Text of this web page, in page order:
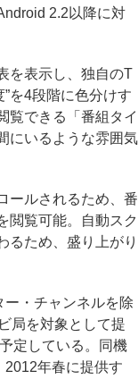
2.2以降に対
を表示し、独自のT
を4段階に色分けす
覧できる「番組タイ
にいるような雰囲気
ールされるため、番
閲覧可能。自動スク
るため、盛り上がり
・チャンネルを除
局を対象として提
定している。同機
年春に提供す